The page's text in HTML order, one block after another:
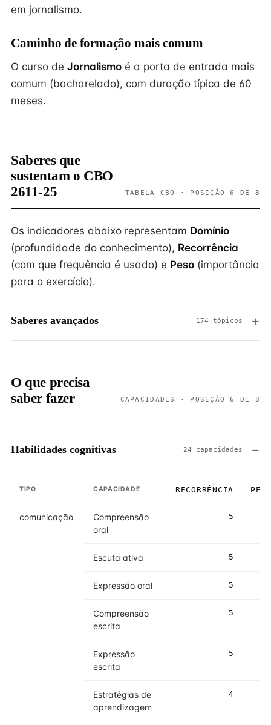
em jornalismo.
Caminho de formação mais comum
O curso de Jornalismo é a porta de entrada mais
comum (bacharelado), com duração típica de 60
meses.
Saberes que
sustentam o CBO
2611-25
TABELA CBO · POSIÇÃO 6 DE 8
Os indicadores abaixo representam Domínio
(profundidade do conhecimento), Recorrência
(com que frequência é usado) e Peso (importância
para o exercício).
Saberes avançados 174 tópicos
O que precisa
saber fazer
CAPACIDADES · POSIÇÃO 6 DE 8
Habilidades cognitivas 24 capacidades
TIPO CAPACIDADE RECORRÊNCIA PESO
comunicação
Compreensão
oral
5
Escuta ativa 5
Expressão oral 5
Compreensão
escrita
5
Expressão
escrita
5
Estratégias de
aprendizagem
4